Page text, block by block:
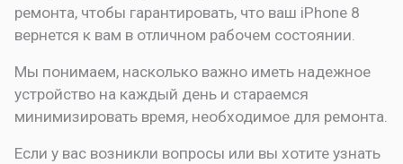
ремонта, чтобы гарантировать, что ваш iPhone 8
вернется к вам в отличном рабочем состоянии.
Мы понимаем, насколько важно иметь надежное
устройство на каждый день и стараемся
минимизировать время, необходимое для ремонта.
Если у вас возникли вопросы или вы хотите узнать